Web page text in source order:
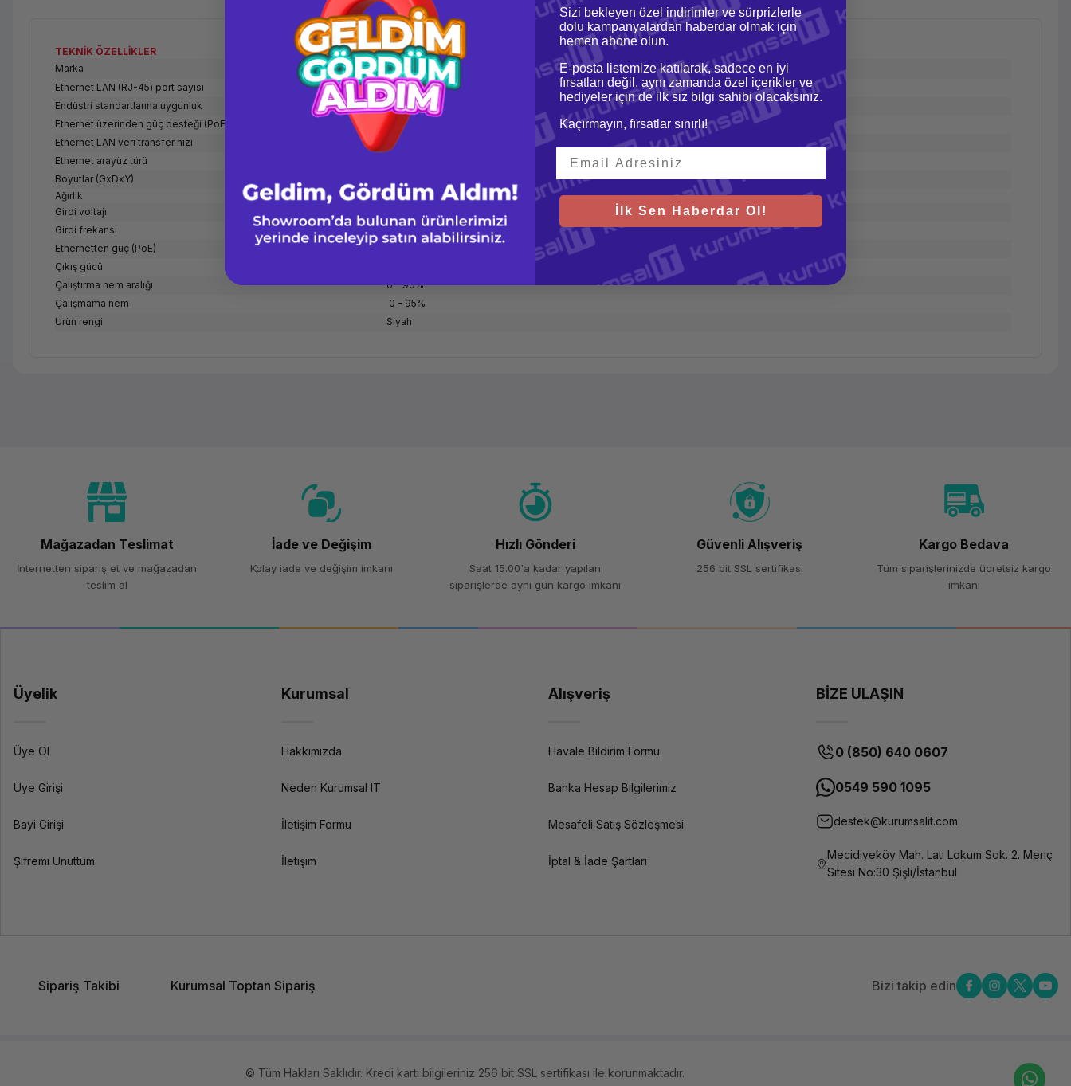
TEKNİK ÖZELLİKLER
Marka
HP
Ethernet LAN (RJ-45) port sayısı
1
Endüstri standartlarına uygunluk
IEEE 802.3af,IEEE 802.3at
Ethernet üzerinden güç desteği (PoE)
Evet
Ethernet LAN veri transfer hızı
IEEE 802.3af,IEEE 802.3at
Ethernet arayüz türü
Boyutlar (GxDxY)
Ağırlık
200 g
Girdi voltajı
Girdi frekansı
50/60
Ethernetten güç (PoE)
Çıkış gücü
Çalıştırma nem aralığı
0 - 90%
Çalışmama nem
0 - 95%
Ürün rengi
Siyah
Mağazadan Teslimat
İnternetten sipariş et ve mağazadan
teslim al
İade ve Değişim
Kolay iade ve değişim imkanı
Hızlı Gönderi
Saat 15.00'a kadar yapılan
siparişlerde aynı gün kargo imkanı
Güvenli Alışveriş
256 bit SSL sertifikası
Kargo Bedava
Tüm siparişlerinizde ücretsiz kargo
imkanı
Üyelik
Üye Ol
Üye Girişi
Bayi Girişi
Şifremi Unuttum
Kurumsal
Hakkımızda
Neden Kurumsal IT
İletişim Formu
İletişim
Alışveriş
Havale Bildirim Formu
Banka Hesap Bilgilerimiz
Mesafeli Satış Sözleşmesi
İptal & İade Şartları
BİZE ULAŞIN
0 (850) 640 0607
0549 590 1095
destek@kurumsalit.com
Mecidiyeköy Mah. Lati Lokum Sok. 2. Meriç
Sitesi No:30 Şişli/İstanbul
Sipariş Takibi Kurumsal Toptan Sipariş Bizi takip edin
© Tüm Hakları Saklıdır. Kredi kartı bilgileriniz 256 bit SSL sertifikası ile korunmaktadır.
Sizi bekleyen özel indirimler ve sürprizlerle
dolu kampanyalardan haberdar olmak için
hemen abone olun.
E-posta listemize katılarak, sadece en iyi
fırsatları değil, aynı zamanda özel içerikler ve
hediyeler için de ilk siz bilgi sahibi olacaksınız.
Kaçırmayın, fırsatlar sınırlı!
İlk Sen Haberdar Ol!